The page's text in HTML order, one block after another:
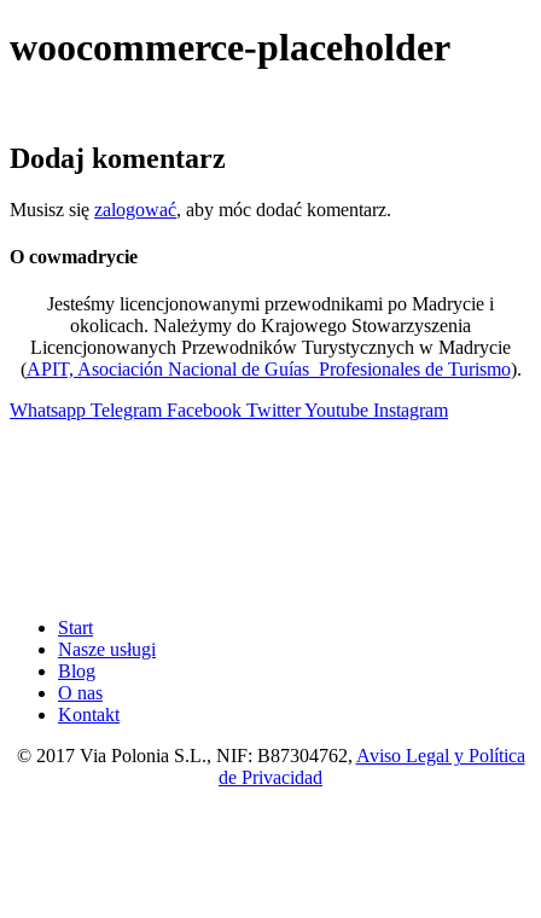
woocommerce-placeholder
Dodaj komentarz
Musisz się zalogować, aby móc dodać komentarz.
O cowmadrycie
Jesteśmy licencjonowanymi przewodnikami po Madrycie i
okolicach. Należymy do Krajowego Stowarzyszenia
Licencjonowanych Przewodników Turystycznych w Madrycie
(APIT, Asociación Nacional de Guías Profesionales de Turismo).
Whatsapp Telegram Facebook TwitterYoutube Instagram
Start
Nasze usługi
Blog
O nas
Kontakt
© 2017 Via Polonia S.L., NIF: B87304762, Aviso Legal y Política
de Privacidad